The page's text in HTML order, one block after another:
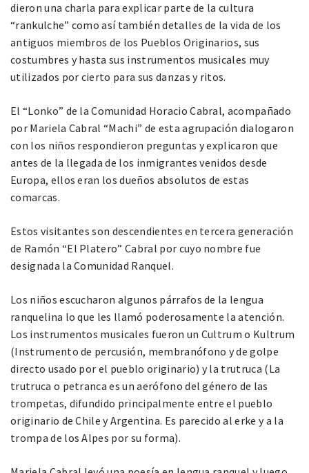
dieron una charla para explicar parte de la cultura
“rankulche” como así también detalles de la vida de los
antiguos miembros de los Pueblos Originarios, sus
costumbres y hasta sus instrumentos musicales muy
utilizados por cierto para sus danzas y ritos.
El “Lonko” de la Comunidad Horacio Cabral, acompañado
por Mariela Cabral “Machi” de esta agrupación dialogaron
con los niños respondieron preguntas y explicaron que
antes de la llegada de los inmigrantes venidos desde
Europa, ellos eran los dueños absolutos de estas
comarcas.
Estos visitantes son descendientes en tercera generación
de Ramón “El Platero” Cabral por cuyo nombre fue
designada la Comunidad Ranquel.
Los niños escucharon algunos párrafos de la lengua
ranquelina lo que les llamó poderosamente la atención.
Los instrumentos musicales fueron un Cultrum o Kultrum
(Instrumento de percusión, membranófono y de golpe
directo usado por el pueblo originario) y la trutruca (La
trutruca o petranca es un aerófono del género de las
trompetas, difundido principalmente entre el pueblo
originario de Chile y Argentina. Es parecido al erke y a la
trompa de los Alpes por su forma).